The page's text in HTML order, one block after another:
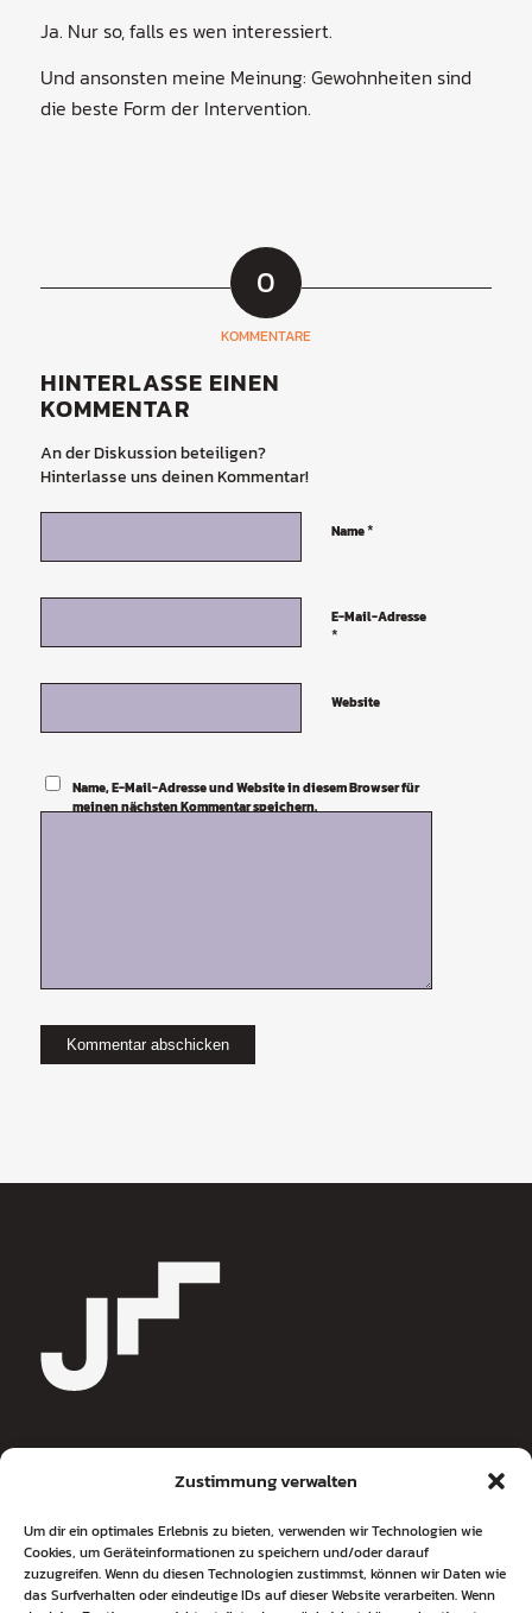
Zustimmung verwalten
Um dir ein optimales Erlebnis zu bieten, verwenden wir Technologien wie
Cookies, um Geräteinformationen zu speichern und/oder darauf
zuzugreifen. Wenn du diesen Technologien zustimmst, können wir Daten wie
das Surfverhalten oder eindeutige IDs auf dieser Website verarbeiten. Wenn
Ja. Nur so, falls es wen interessiert.
Und ansonsten meine Meinung: Gewohnheiten sind
die beste Form der Intervention.
0
KOMMENTARE
HINTERLASSE EINEN
KOMMENTAR
An der Diskussion beteiligen?
Hinterlasse uns deinen Kommentar!
Name*
E-Mail-Adresse
*
Website
Name, E-Mail-Adresse und Website in diesem Browser für
meinen nächsten Kommentar speichern.
Jochen Metzger
Journalist & Coach
Wolsteinkamp 3